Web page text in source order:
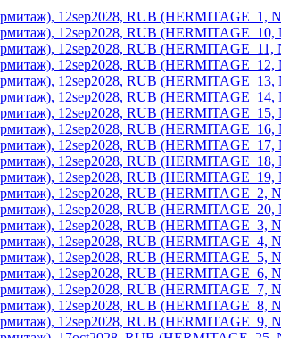
12sep2028, RUB (HERMITAGE_1,
12sep2028, RUB (HERMITAGE_10,
12sep2028, RUB (HERMITAGE_11,
12sep2028, RUB (HERMITAGE_12,
12sep2028, RUB (HERMITAGE_13,
12sep2028, RUB (HERMITAGE_14,
12sep2028, RUB (HERMITAGE_15,
12sep2028, RUB (HERMITAGE_16,
12sep2028, RUB (HERMITAGE_17,
12sep2028, RUB (HERMITAGE_18,
12sep2028, RUB (HERMITAGE_19,
12sep2028, RUB (HERMITAGE_2,
12sep2028, RUB (HERMITAGE_20,
12sep2028, RUB (HERMITAGE_3,
12sep2028, RUB (HERMITAGE_4,
12sep2028, RUB (HERMITAGE_5,
12sep2028, RUB (HERMITAGE_6,
12sep2028, RUB (HERMITAGE_7,
12sep2028, RUB (HERMITAGE_8,
12sep2028, RUB (HERMITAGE_9,